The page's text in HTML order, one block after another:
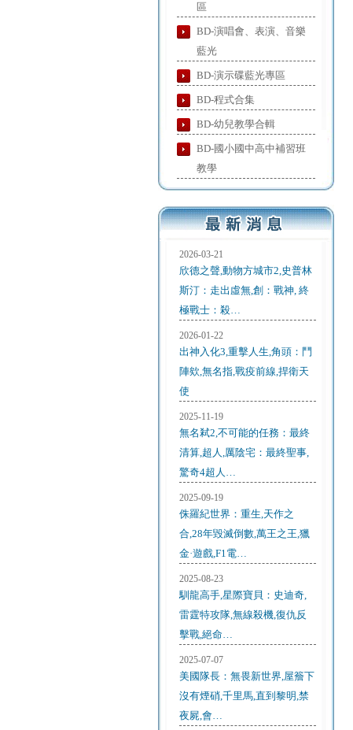
區
BD-演唱會、表演、音樂
藍光
BD-演示碟藍光專區
BD-程式合集
BD-幼兒教學合輯
BD-國小國中高中補習班
教學
2026-03-21
欣德之聲,動物方城市2,史普林
斯汀：走出虛無,創：戰神, 終
極戰士：殺…
2026-01-22
出神入化3,重擊人生,角頭：鬥
陣欸,無名指,戰疫前線,捍衛天
使
2025-11-19
無名弒2,不可能的任務：最終
清算,超人,厲陰宅：最終聖事,
驚奇4超人…
2025-09-19
侏羅紀世界：重生,天作之
合,28年毀滅倒數,萬王之王,獵
金·遊戲,F1電…
2025-08-23
馴龍高手,星際寶貝：史迪奇,
雷霆特攻隊,無線殺機,復仇反
擊戰,絕命…
2025-07-07
美國隊長：無畏新世界,屋簷下
沒有煙硝,千里馬,直到黎明,禁
夜屍,會…